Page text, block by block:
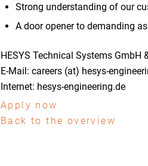
Strong understanding of our
A door opener to demanding
HESYS Technical Systems GmbH
E-Mail: careers (at) hesys-
Internet: hesys-engineering.de
Apply now
Back to the overview